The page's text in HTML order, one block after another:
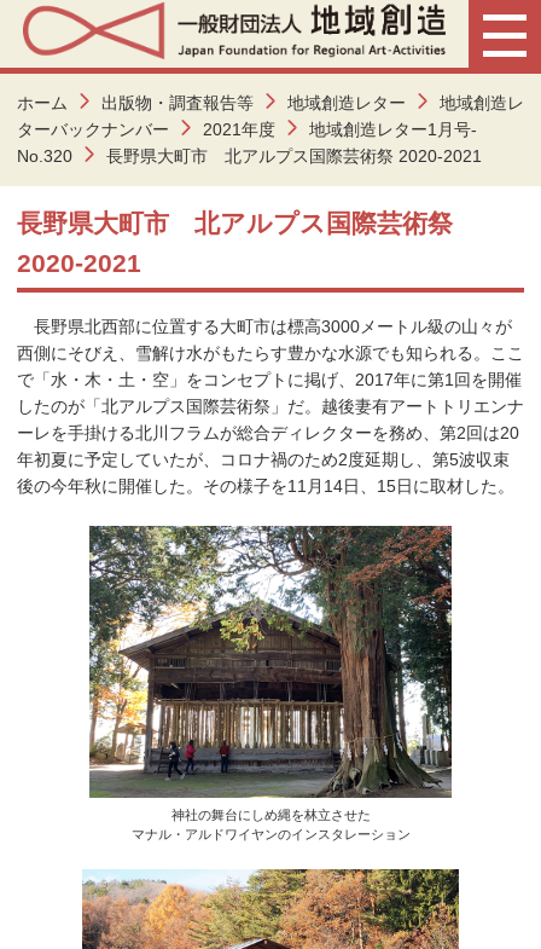
ホーム 出版物・調査報告等 地域創造レター
地域創造レ
ターバックナンバー
2021年度
地域創造レター1月号-
No.320
長野県大町市 北アルプス国際芸術祭 2020-2021
長野県大町市 北アルプス国際芸術祭
2020-2021
長野県北西部に位置する大町市は標高3000メートル級の山々が
西側にそびえ、雪解け水がもたらす豊かな水源でも知られる。ここ
で「水・木・土・空」をコンセプトに掲げ、2017年に第1回を開催
したのが「北アルプス国際芸術祭」だ。越後妻有アートトリエンナ
ーレを手掛ける北川フラムが総合ディレクターを務め、第2回は20
年初夏に予定していたが、コロナ禍のため2度延期し、第5波収束
後の今年秋に開催した。その様子を11月14日、15日に取材した。
神社の舞台にしめ縄を林立させた
マナル・アルドワイヤンのインスタレーション